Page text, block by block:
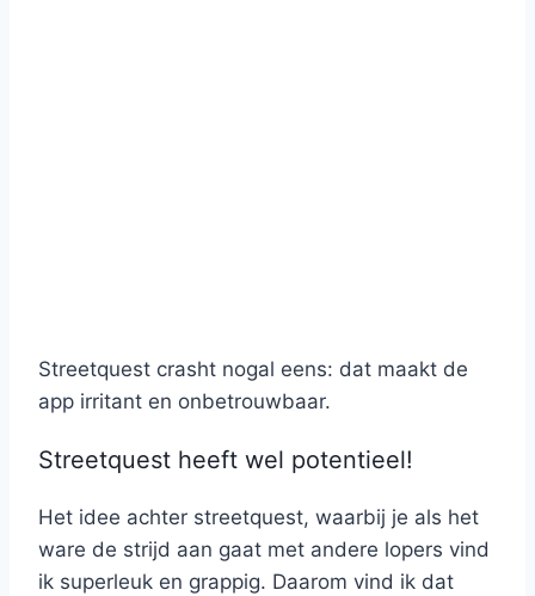
Streetquest crasht nogal eens: dat maakt de
app irritant en onbetrouwbaar.
Streetquest heeft wel potentieel!
Het idee achter streetquest, waarbij je als het
ware de strijd aan gaat met andere lopers vind
ik superleuk en grappig. Daarom vind ik dat